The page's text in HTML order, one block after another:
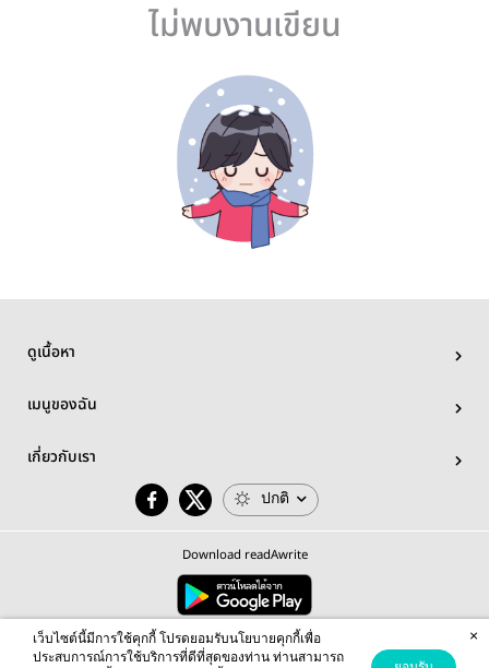
ไม่พบงานเขียน
ดูเนื้อหา
เมนูของฉัน
เกี่ยวกับเรา
ปกติ
Download readAwrite
© 2026 readAwrite.com by MEB Corporation Public Company Limited
This site is protected by reCAPTCHA and the Google Privacy Policy Terms of Serviceapply.
เว็บไซต์นี้มีการใช้คุกกี้ โปรดยอมรับนโยบายคุกกี้เพื่อ
ประสบการณ์การใช้บริการที่ดีที่สุดของท่าน ท่านสามารถ
×